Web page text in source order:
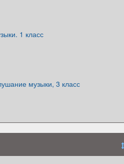
1 класс
музыки, 3 класс